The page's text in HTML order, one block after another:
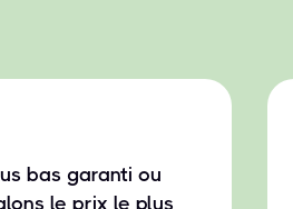
bas garanti ou
le prix le plus